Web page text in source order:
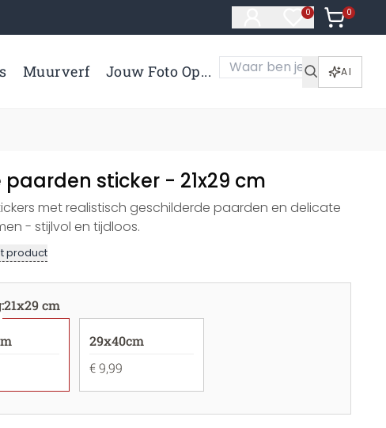
0
Artikelen in
0
Artikelen
Muurverf Jouw Foto Op... AI
paarden sticker - 21x29 cm
met realistisch geschilderde paarden en delicate
- stijlvol en tijdloos.
product
:21x29 cm
29x40cm
€ 9,99